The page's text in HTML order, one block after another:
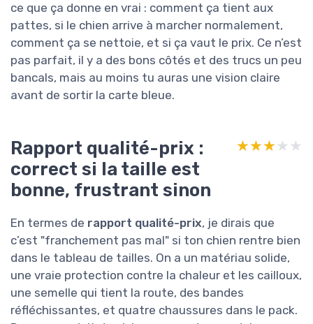
ce que ça donne en vrai : comment ça tient aux
pattes, si le chien arrive à marcher normalement,
comment ça se nettoie, et si ça vaut le prix. Ce n’est
pas parfait, il y a des bons côtés et des trucs un peu
bancals, mais au moins tu auras une vision claire
avant de sortir la carte bleue.
Rapport qualité-prix :
correct si la taille est
bonne, frustrant sinon
★★★★★
★★★★★
En termes de rapport qualité-prix, je dirais que
c’est "franchement pas mal" si ton chien rentre bien
dans le tableau de tailles. On a un matériau solide,
une vraie protection contre la chaleur et les cailloux,
une semelle qui tient la route, des bandes
réfléchissantes, et quatre chaussures dans le pack.